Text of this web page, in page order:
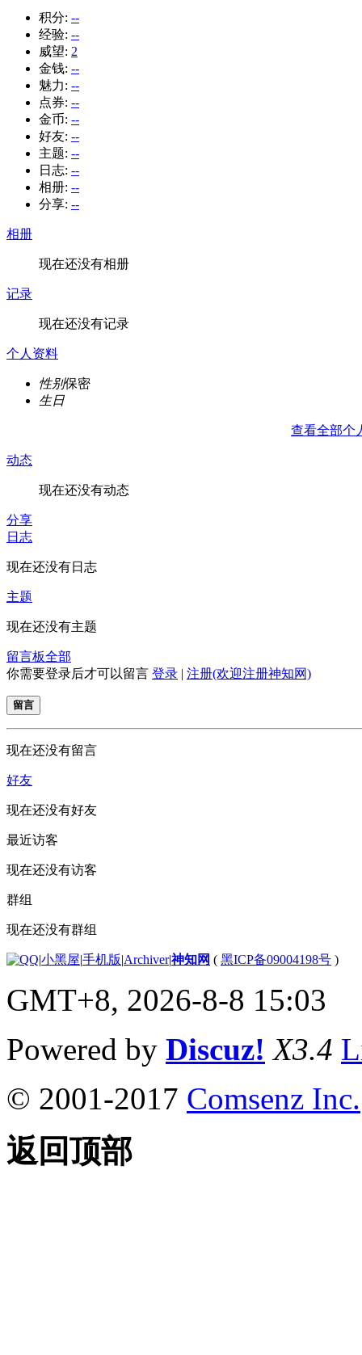
积分: --
经验: --
威望: 2
金钱: --
魅力: --
点券: --
金币: --
好友: --
主题: --
日志: --
相册: --
分享: --
相册
现在还没有相册
记录
现在还没有记录
个人资料
性别保密
生日
查看全部个
动态
现在还没有动态
分享
日志
现在还没有日志
主题
现在还没有主题
留言板全部
你需要登录后才可以留言 登录 | 注册(欢迎注册神知网)
留言
现在还没有留言
好友
现在还没有好友
最近访客
现在还没有访客
群组
现在还没有群组
|小黑屋|手机版|Archiver|神知网 ( 黑ICP备09004198号 )
GMT+8, 2026-8-8 15:03
Powered by Discuz! X3.4
© 2001-2017 Comsenz Inc.
返回顶部